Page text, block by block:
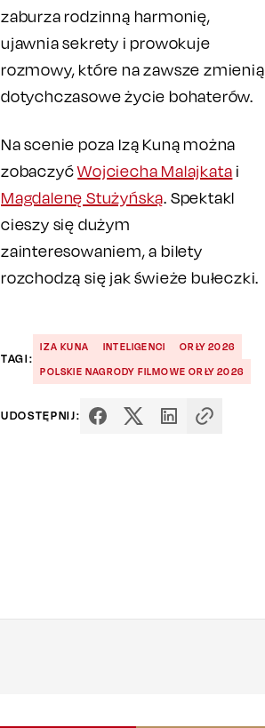
zaburza rodzinną harmonię,
ujawnia sekrety i prowokuje
rozmowy, które na zawsze zmienią
dotychczasowe życie bohaterów.
Na scenie poza Izą Kuną można
zobaczyćWojciecha Malajkata i
Magdalenę Stużyńską. Spektakl
cieszy się dużym
zainteresowaniem, a bilety
rozchodzą się jak świeże bułeczki.
TAGI:
IZA KUNA INTELIGENCI
ORŁY 2026
POLSKIE NAGRODY FILMOWE ORŁY 2026
UDOSTĘPNIJ: